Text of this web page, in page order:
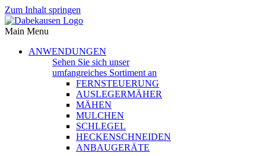
Zum Inhalt springen
Main Menu
ANWENDUNGEN
Sehen Sie sich unser
umfangreiches Sortiment an
FERNSTEUERUNG
AUSLEGERMÄHER
MÄHEN
MULCHEN
SCHLEGEL
HECKENSCHNEIDEN
ANBAUGERÄTE